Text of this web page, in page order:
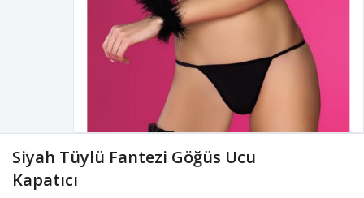
Siyah Tüylü Fantezi Göğüs Ucu
Kapatıcı